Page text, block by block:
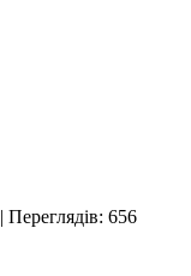
| Переглядів: 656